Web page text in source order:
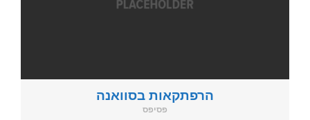
הרפתקאות בסוואנה
פסיפס